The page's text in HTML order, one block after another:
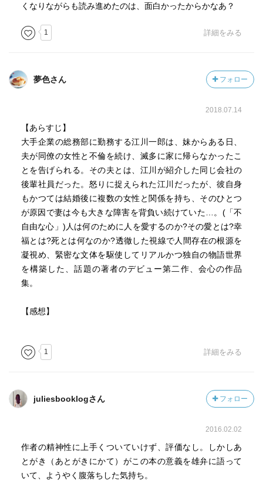
余談ですが、この作品に出てくる女性が従順すぎる／天使
のようだというレビューを散見しましたが、
したたかさの対極にいると私は思ってます。
だから、不倫相手にしかなれない、と。
もう少し、白石氏の作品を読んでみようと思います。
くなりながらも読み進めたのは、面白かったからかなあ？
1 詳細をみる
夢色さん フォロー
2018.07.14
【あらすじ】
大手企業の総務部に勤務する江川一郎は、妹からある日、
夫が同僚の女性と不倫を続け、滅多に家に帰らなかったこ
とを告げられる。その夫とは、江川が紹介した同じ会社の
後輩社員だった。怒りに捉えられた江川だったが、彼自身
もかつては結婚後に複数の女性と関係を持ち、そのひとつ
が原因で妻は今も大きな障害を背負い続けていた…。(「不
自由な心」)人は何のために人を愛するのか?その愛とは?幸
福とは?死とは何なのか?透徹した視線で人間存在の根源を
凝視め、緊密な文体を駆使してリアルかつ独自の物語世界
を構築した、話題の著者のデビュー第二作、会心の作品
集。
【感想】
1 詳細をみる
juliesbooklogさん フォロー
2016.02.02
作者の精神性に上手くついていけず、評価なし。しかしあ
とがき（あとがきにかて）がこの本の意義を雄弁に語って
いて、ようやく腹落ちした気持ち。